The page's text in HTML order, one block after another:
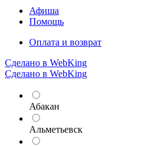
Афиша
Помощь
Оплата и возврат
Сделано в WebKing
Сделано в WebKing
Абакан
Альметьевск